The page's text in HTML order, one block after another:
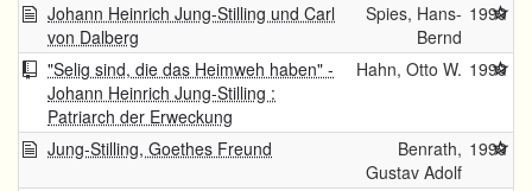
Johann Heinrich Jung-Stilling und Carl
von Dalberg
Spies, Hans-
Bernd
1999
"Selig sind, die das Heimweh haben" -
Johann Heinrich Jung-Stilling :
Patriarch der Erweckung
Hahn, Otto W. 1999
Jung-Stilling, Goethes Freund
Benrath,
Gustav Adolf
1999